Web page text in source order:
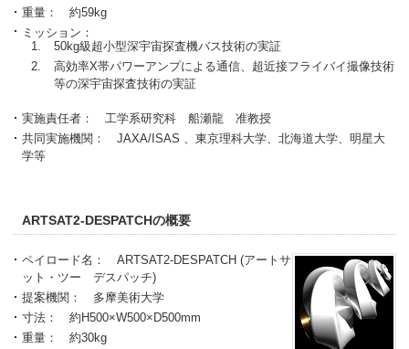
重量： 約59kg
ミッション：
50kg級超小型深宇宙探査機バス技術の実証
高効率X帯パワーアンプによる通信、超近接フライバイ撮像技術
等の深宇宙探査技術の実証
実施責任者： 工学系研究科 船瀬龍 准教授
共同実施機関： JAXA/ISAS 、東京理科大学、北海道大学、明星大
学等
ARTSAT2-DESPATCHの概要
ペイロード名： ARTSAT2-DESPATCH (アートサ
ット・ツー デスパッチ)
提案機関： 多摩美術大学
寸法： 約H500×W500×D500mm
重量： 約30kg